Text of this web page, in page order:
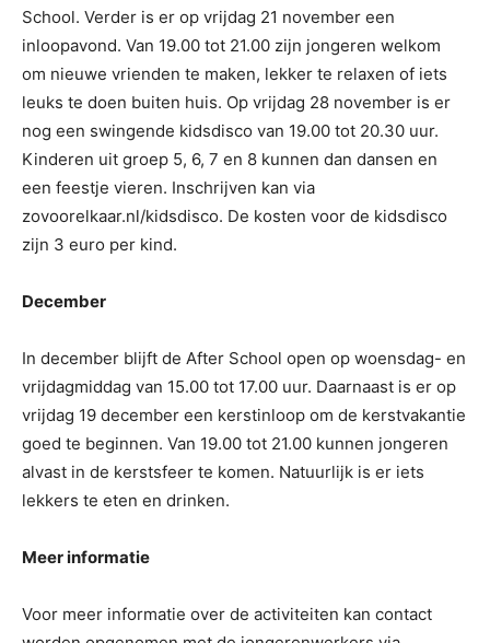
School. Verder is er op vrijdag 21 november een
inloopavond. Van 19.00 tot 21.00 zijn jongeren welkom
om nieuwe vrienden te maken, lekker te relaxen of iets
leuks te doen buiten huis. Op vrijdag 28 november is er
nog een swingende kidsdisco van 19.00 tot 20.30 uur.
Kinderen uit groep 5, 6, 7 en 8 kunnen dan dansen en
een feestje vieren. Inschrijven kan via
zovoorelkaar.nl/kidsdisco. De kosten voor de kidsdisco
zijn 3 euro per kind.
December
In december blijft de After School open op woensdag- en
vrijdagmiddag van 15.00 tot 17.00 uur. Daarnaast is er op
vrijdag 19 december een kerstinloop om de kerstvakantie
goed te beginnen. Van 19.00 tot 21.00 kunnen jongeren
alvast in de kerstsfeer te komen. Natuurlijk is er iets
lekkers te eten en drinken.
Meer informatie
Voor meer informatie over de activiteiten kan contact